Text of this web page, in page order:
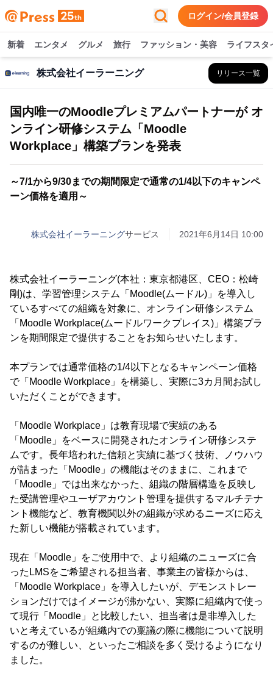
ログイン/会員登録
新着 エンタメ グルメ 旅行 ファッション・美容 ライフスタ
株式会社イーラーニング リリース一覧
国内唯一のMoodleプレミアムパートナーが オ
ンライン研修システム「Moodle
Workplace」構築プランを発表
～7/1から9/30までの期間限定で通常の1/4以下のキャンペ
ーン価格を適用～
株式会社イーラーニングサービス 2021年6月14日 10:00
株式会社イーラーニング(本社：東京都港区、CEO：松崎
剛)は、学習管理システム「Moodle(ムードル)」を導入し
ているすべての組織を対象に、オンライン研修システム
「Moodle Workplace(ムードルワークプレイス)」構築プラ
ンを期間限定で提供することをお知らせいたします。
本プランでは通常価格の1/4以下となるキャンペーン価格
で「Moodle Workplace」を構築し、実際に3カ月間お試し
いただくことができます。
「Moodle Workplace」は教育現場で実績のある
「Moodle」をベースに開発されたオンライン研修システ
ムです。長年培われた信頼と実績に基づく技術、ノウハウ
が詰まった「Moodle」の機能はそのままに、これまで
「Moodle」では出来なかった、組織の階層構造を反映し
た受講管理やユーザアカウント管理を提供するマルチテナ
ント機能など、教育機関以外の組織が求めるニーズに応え
た新しい機能が搭載されています。
現在「Moodle」をご使用中で、より組織のニューズに合
ったLMSをご希望される担当者、事業主の皆様からは、
「Moodle Workplace」を導入したいが、デモンストレー
ションだけではイメージが沸かない、実際に組織内で使っ
て現行「Moodle」と比較したい、担当者は是非導入した
いと考えているが組織内での稟議の際に機能について説明
するのが難しい、といったご相談を多く受けるようになり
ました。